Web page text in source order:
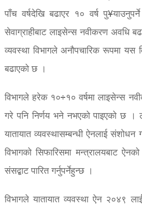
पाँच वर्षदेखि बढाएर १० वर्ष
सेवाग्राहीबाट लाइसेन्स नवीकरण अवधि
व्यवस्था विभागले अनौपचारिक रूपमा
बढाएको छ ।
विभागले हरेक १०÷१० वर्षमा लाइसेन्स
गरे पनि निर्णय भने नभएको पाइएको छ ।
यातायात व्यवस्थासम्बन्धी ऐनलाई संशोधन
विभागको सिफारिसमा मन्त्रालयबाट
संसद्बाट पारित गर्नुपर्नेहुन्छ ।
विभागले यातायात व्यवस्था ऐन २०४९